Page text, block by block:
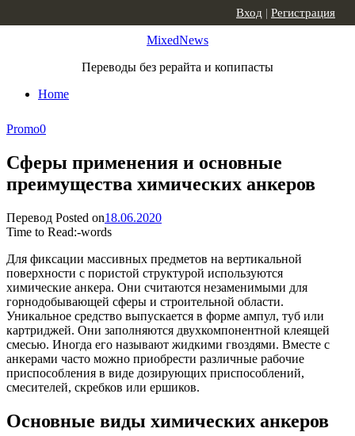
MixedNews
Переводы без рерайта и копипасты
Home
Вход | Регистрация
Promo0
Сферы применения и основные
преимущества химических анкеров
Перевод Posted on18.06.2020
Time to Read:-words
Для фиксации массивных предметов на вертикальной
поверхности с пористой структурой используются
химические анкера. Они считаются незаменимыми для
горнодобывающей сферы и строительной области.
Уникальное средство выпускается в форме ампул, туб или
картриджей. Они заполняются двухкомпонентной клеящей
смесью. Иногда его называют жидкими гвоздями. Вместе с
анкерами часто можно приобрести различные рабочие
приспособления в виде дозирующих приспособлений,
смесителей, скребков или ершиков.
Основные виды химических анкеров